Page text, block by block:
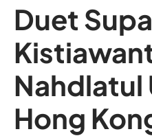
Duet
Nahdlatul
Hong